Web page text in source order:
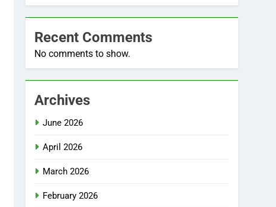
Recent Comments
No comments to show.
Archives
June 2026
April 2026
March 2026
February 2026